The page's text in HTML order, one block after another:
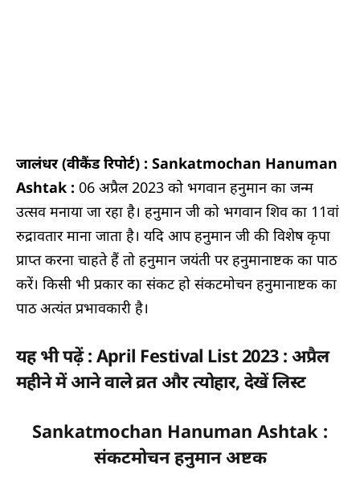
जालंधर (वीकैंड रिपोर्ट) : Sankatmochan Hanuman
Ashtak : 06 अप्रैल 2023 को भगवान हनुमान का जन्म
उत्सव मनाया जा रहा है। हनुमान जी को भगवान शिव का 11वां
रुद्रावतार माना जाता है। यदि आप हनुमान जी की विशेष कृपा
प्राप्त करना चाहते हैं तो हनुमान जयंती पर हनुमानाष्टक का पाठ
करें। किसी भी प्रकार का संकट हो संकटमोचन हनुमानाष्टक का
पाठ अत्यंत प्रभावकारी है।
यह भी पढ़ें : April Festival List 2023 : अप्रैल
महीने में आने वाले व्रत और त्योहार, देखें लिस्ट
Sankatmochan Hanuman Ashtak :
संकटमोचन हनुमान अष्टक